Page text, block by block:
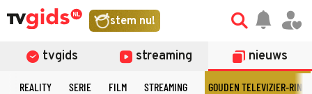
stem nu!
tvgids streaming nieuws
REALITY SERIE FILM STREAMING GOUDEN TELEVIZIER-RING